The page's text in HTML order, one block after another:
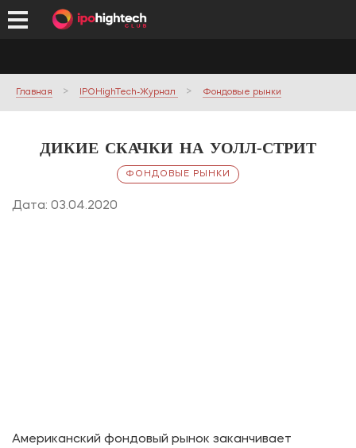
Главная IPOHighTech-Журнал Фондовые рынки
ДИКИЕ СКАЧКИ НА УОЛЛ-СТРИТ
ФОНДОВЫЕ РЫНКИ
Дата: 03.04.2020
Американский фондовый рынок заканчивает